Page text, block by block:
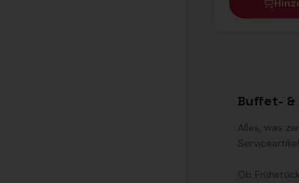
Buffet- &
Alles, was
Ob